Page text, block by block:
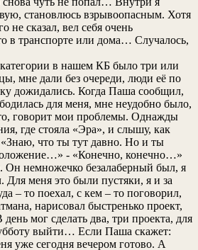
становлюсь взрывоопасным. Хотя
не сказал, вел себя очень
в транспорте или дома… Случалось,
в нашем КБ было три или
мне дали без очереди, люди её по
дожидались. Когда Паша сообщил,
для меня, мне неудобно было,
говорит мои проблемы. Однажды
где стояла «Эра», и слышу, как
что ты тут давно. Но и ты
- «Конечно, конечно…»
немножечко безалаберный был, я
Для меня это были пустяки, я и за
– то поехал, с кем – то поговорил,
нарисовал быстренько проект,
мог сделать два, три проекта, для
выйти… Если Паша скажет:
уже сегодня вечером готово. А